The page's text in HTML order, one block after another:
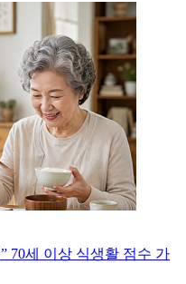
70세 이상 식생활 점수 가